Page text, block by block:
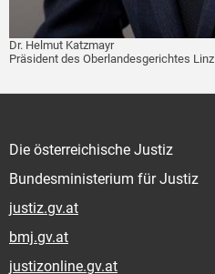
Dr. Helmut Katzmayr
Präsident des Oberlandesgerichtes Linz
Die österreichische Justiz
Bundesministerium für Justiz
justiz.gv.at
bmj.gv.at
justizonline.gv.at